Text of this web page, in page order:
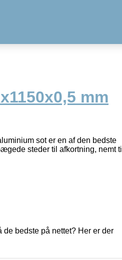
mm
sot er en af den bedste
steder til afkortning, nemt til
bedste på nettet? Her er der